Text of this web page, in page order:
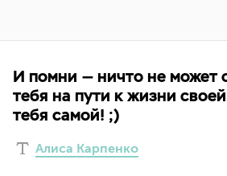
И помни — ничто не может
тебя на пути к жизни
тебя самой! ;)
Алиса Карпенко